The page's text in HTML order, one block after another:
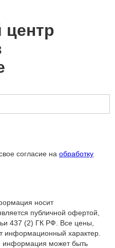
центр
согласие на обработку
носит
публичной офертой,
437 (2) ГК РФ. Все цены,
информационный характер.
информация может быть